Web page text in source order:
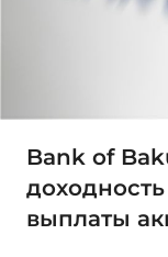
Bank of
выплаты